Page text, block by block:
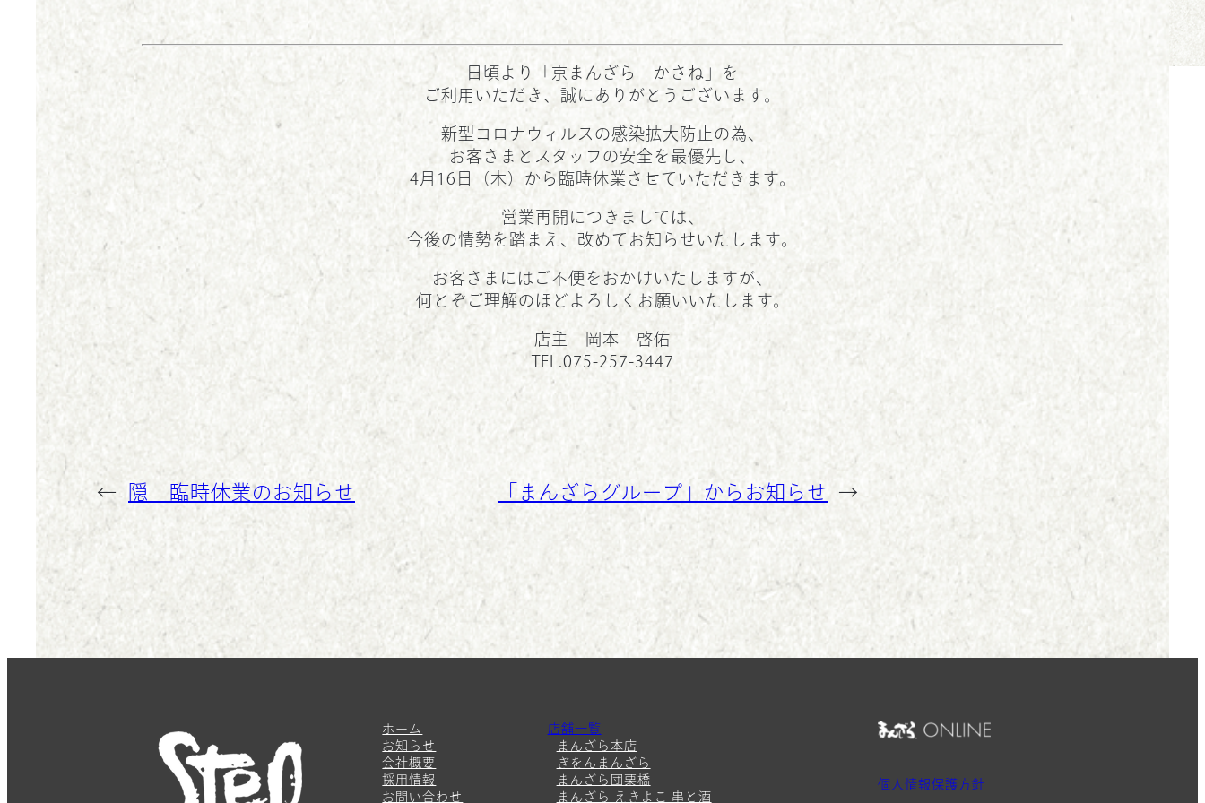
お問い合わせ
日頃より「京まんざら かさね」を
ご利用いただき、誠にありがとうございます。
新型コロナウィルスの感染拡大防止の為、
お客さまとスタッフの安全を最優先し、
4月16日（木）から臨時休業させていただきます。
営業再開につきましては、
今後の情勢を踏まえ、改めてお知らせいたします。
お客さまにはご不便をおかけいたしますが、
何とぞご理解のほどよろしくお願いいたします。
店主 岡本 啓佑
TEL.075-257-3447
← 隠 臨時休業のお知らせ 「まんざらグループ」からお知らせ →
ホーム
お知らせ
会社概要
採用情報
お問い合わせ
店舗一覧
まんざら本店
ぎをんまんざら
まんざら団栗橋
まんざら えきよこ 串と酒
個人情報保護方針